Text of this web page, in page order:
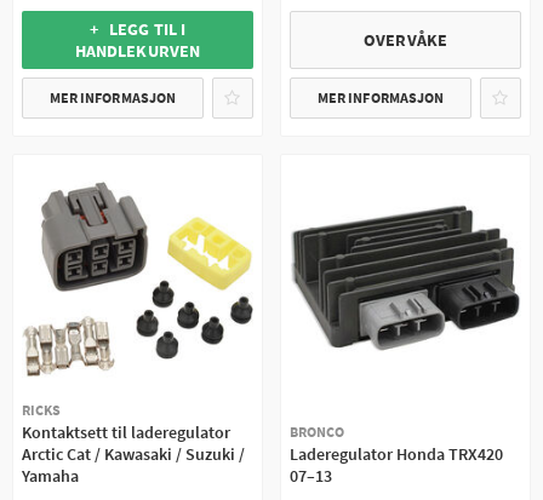
+ LEGG TIL I
HANDLEKURVEN
MER INFORMASJON
OVERVÅKE
MER INFORMASJON
RICKS
Kontaktsett til laderegulator
Arctic Cat / Kawasaki / Suzuki /
Yamaha
BRONCO
Laderegulator Honda TRX420
07–13